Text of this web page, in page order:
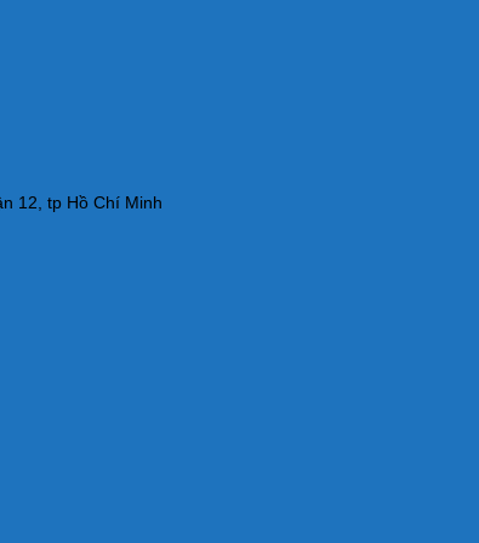
12, tp Hồ Chí Minh